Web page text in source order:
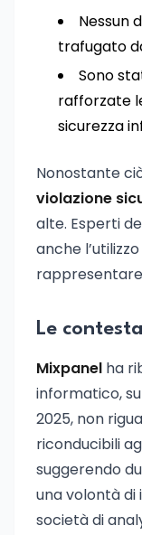
Nessun
trafugato
Sono
rafforzate
sicurezza
Nonostante
violazione
alte. Esperti
anche
Le
Mixpanel ha
informatico,
2025, non
riconducibili
suggerendo
una volontà di
società di